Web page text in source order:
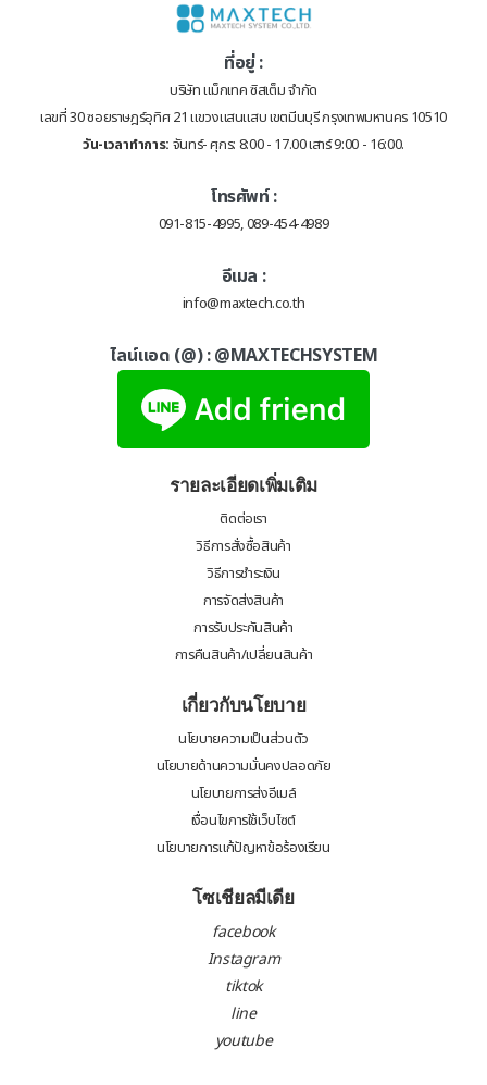
ที่อยู่ :
บริษัท แม็กเทค ซิสเต็ม จำกัด
เลขที่ 30 ซอยราษฎร์อุทิศ 21 แขวงแสนแสบ เขตมีนบุรี กรุงเทพมหานคร 10510
วัน-เวลาทำการ: จันทร์- ศุกร: 8:00 - 17.00 เสาร์ 9:00 - 16:00.
โทรศัพท์ :
091-815-4995, 089-454-4989
อีเมล :
info@maxtech.co.th
ไลน์แอด (@) :@MAXTECHSYSTEM
รายละเอียดเพิ่มเติม
ติดต่อเรา
วิธีการสั่งซื้อสินค้า
วิธีการชำระเงิน
การจัดส่งสินค้า
การรับประกันสินค้า
การคืนสินค้า/เปลี่ยนสินค้า
เกี่ยวกับนโยบาย
นโยบายความเป็นส่วนตัว
นโยบายด้านความมั่นคงปลอดภัย
นโยบายการส่งอีเมล์
เงื่อนไขการใช้เว็บไซต์
นโยบายการแก้ปัญหาข้อร้องเรียน
โซเชียลมีเดีย
facebook
Instagram
tiktok
line
youtube